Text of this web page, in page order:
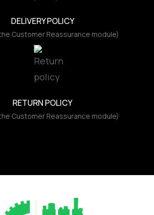
DELIVERY POLICY
Customer Reassurance module)
RETURN POLICY
Customer Reassurance module)